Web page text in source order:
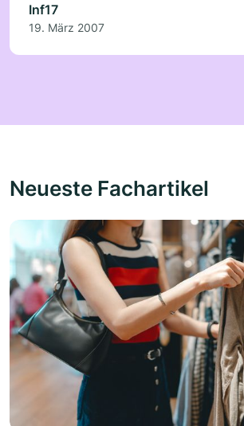
Inf17
19. März 2007
Neueste Fachartikel